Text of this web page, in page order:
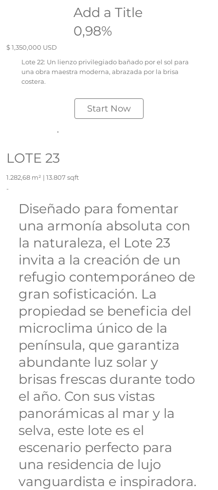
Add a Title
0,98%
$ 1,350,000 USD
Lote 22: Un lienzo privilegiado bañado por el sol para
una obra maestra moderna, abrazada por la brisa
costera.
Start Now
LOTE 23
Diseñado para fomentar
una armonía absoluta con
la naturaleza, el Lote 23
invita a la creación de un
refugio contemporáneo de
gran sofisticación. La
propiedad se beneficia del
microclima único de la
península, que garantiza
abundante luz solar y
brisas frescas durante todo
el año. Con sus vistas
panorámicas al mar y la
selva, este lote es el
escenario perfecto para
una residencia de lujo
vanguardista e inspiradora.
1.282,68 m² | 13.807 sqft
-